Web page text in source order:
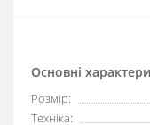
Основні
Розмір:
Техніка: